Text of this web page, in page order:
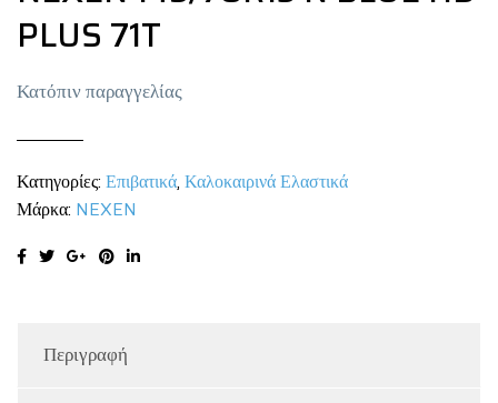
PLUS 71T
Κατόπιν παραγγελίας
Κατηγορίες: Επιβατικά, Καλοκαιρινά Ελαστικά
Μάρκα: NEXEN
Περιγραφή